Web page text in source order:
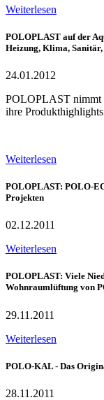
Weiterlesen
POLOPLAST auf der
Heizung, Klima,
24.01.2012
POLOPLAST nimmt
ihre
Weiterlesen
POLOPLAST: POLO-
Projekten
02.12.2011
Weiterlesen
POLOPLAST: Viele
Wohnraumlüftung von
29.11.2011
Weiterlesen
POLO-KAL - Das
28.11.2011